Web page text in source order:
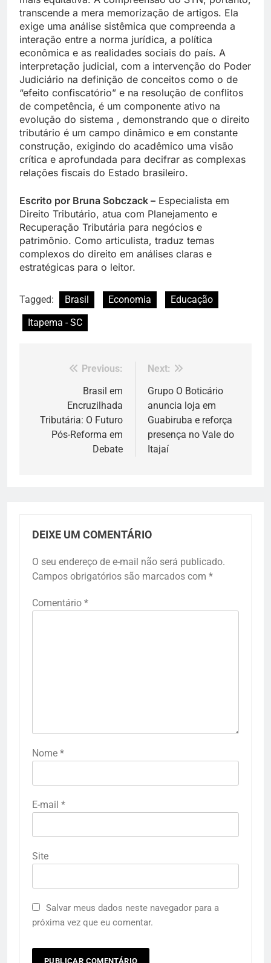
transcende a mera memorização de artigos. Ela
exige uma análise sistêmica que compreenda a
interação entre a norma jurídica, a política
econômica e as realidades sociais do país. A
interpretação judicial, com a intervenção do Poder
Judiciário na definição de conceitos como o de
“efeito confiscatório” e na resolução de conflitos
de competência, é um componente ativo na
evolução do sistema , demonstrando que o direito
tributário é um campo dinâmico e em constante
construção, exigindo do acadêmico uma visão
crítica e aprofundada para decifrar as complexas
relações fiscais do Estado brasileiro.
Escrito por Bruna Sobczack – Especialista em
Direito Tributário, atua com Planejamento e
Recuperação Tributária para negócios e
patrimônio. Como articulista, traduz temas
complexos do direito em análises claras e
estratégicas para o leitor.
Tagged: Brasil Economia
Educação
Itapema - SC
Navegação
Post
Previous:
Brasil em
Encruzilhada
Tributária: O Futuro
Pós-Reforma em
Debate
Next:
Grupo O Boticário
anuncia loja em
Guabiruba e reforça
presença no Vale do
Itajaí
DEIXE UM COMENTÁRIO
O seu endereço de e-mail não será publicado.
Campos obrigatórios são marcados com *
Comentário *
Nome *
E-mail *
Site
Salvar meus dados neste navegador para a
próxima vez que eu comentar.